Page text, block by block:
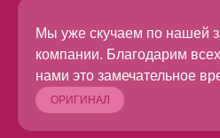
Мы уже скучаем по нашей
компании. Благодарим
нами это замечательное
ОРИГИНАЛ